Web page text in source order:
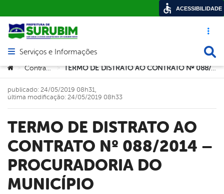
Acesso
Abrir menu principal de navegação
Serviços e Informações
Você está aqui:
> Contratos > TERMO DE DISTRATO AO CONTRATO Nº 088/2014 – PROCURADORIA DO MUNICÍPIO
TERMO DE DISTRATO AO
CONTRATO Nº 088/2014 –
PROCURADORIA DO
MUNICÍPIO
publicado: 24/05/2019 08h31,
última modificação: 24/05/2019 08h33
ACESSIBILIDADE